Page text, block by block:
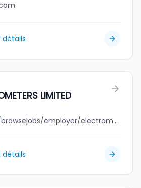
détails
LIMITED
jobbank.gc.ca/browsejobs/employer/electrometers+limited/ca
détails